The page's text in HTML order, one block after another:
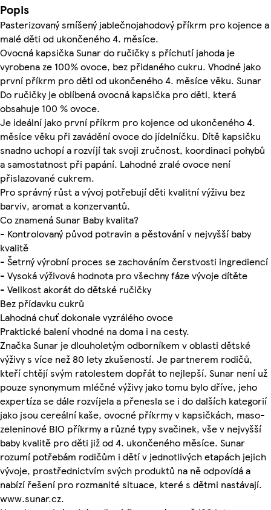
Popis
Pasterizovaný smíšený jablečnojahodový příkrm pro kojence a
malé děti od ukončeného 4. měsíce.
Ovocná kapsička Sunar do ručičky s příchutí jahoda je
vyrobena ze 100% ovoce, bez přidaného cukru. Vhodné jako
první příkrm pro děti od ukončeného 4. měsíce věku. Sunar
Do ručičky je oblíbená ovocná kapsička pro děti, která
obsahuje 100 % ovoce.
Je ideální jako první příkrm pro kojence od ukončeného 4.
měsíce věku při zavádění ovoce do jídelníčku. Dítě kapsičku
snadno uchopí a rozvíjí tak svoji zručnost, koordinaci pohybů
a samostatnost při papání. Lahodné zralé ovoce není
přislazované cukrem.
Pro správný růst a vývoj potřebují děti kvalitní výživu bez
barviv, aromat a konzervantů.
Co znamená Sunar Baby kvalita?
- Kontrolovaný původ potravin a pěstování v nejvyšší baby
kvalitě
- Šetrný výrobní proces se zachováním čerstvosti ingrediencí
- Vysoká výživová hodnota pro všechny fáze vývoje dítěte
- Velikost akorát do dětské ručičky
Bez přídavku cukrů
Lahodná chuť dokonale vyzrálého ovoce
Praktické balení vhodné na doma i na cesty.
Značka Sunar je dlouholetým odborníkem v oblasti dětské
výživy s více než 80 lety zkušeností. Je partnerem rodičů,
kteří chtějí svým ratolestem dopřát to nejlepší. Sunar není už
pouze synonymum mléčné výživy jako tomu bylo dříve, jeho
expertíza se dále rozvíjela a přenesla se i do dalších kategorií
jako jsou cereální kaše, ovocné příkrmy v kapsičkách, maso-
zeleninové BIO příkrmy a různé typy svačinek, vše v nejvyšší
baby kvalitě pro děti již od 4. ukončeného měsíce. Sunar
rozumí potřebám rodičům i dětí v jednotlivých etapách jejich
vývoje, prostřednictvím svých produktů na ně odpovídá a
nabízí řešení pro rozmanité situace, které s dětmi nastávají.
www.sunar.cz.